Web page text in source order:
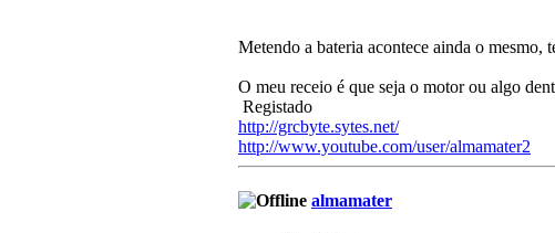
Metendo a bateria acontece ainda o mesmo,
O meu receio é que seja o motor ou algo
Registado
http://grcbyte.sytes.net/
http://www.youtube.com/user/almamater2
almamater